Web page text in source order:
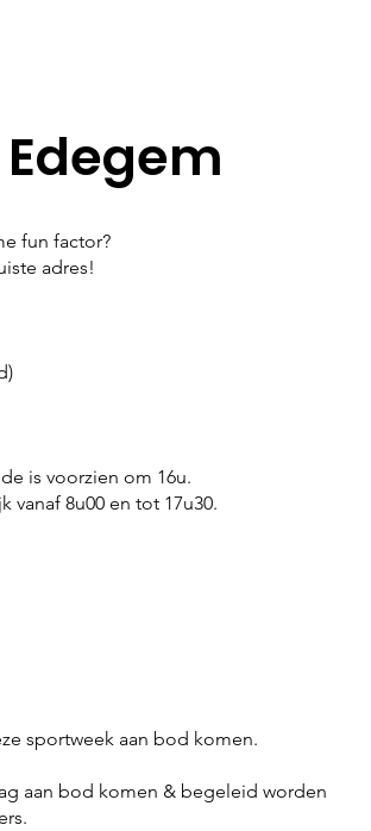
Edegem
fun factor?
adres!
is voorzien om 16u.
vanaf 8u00 en tot 17u30.
sportweek aan bod komen.
aan bod komen & begeleid worden